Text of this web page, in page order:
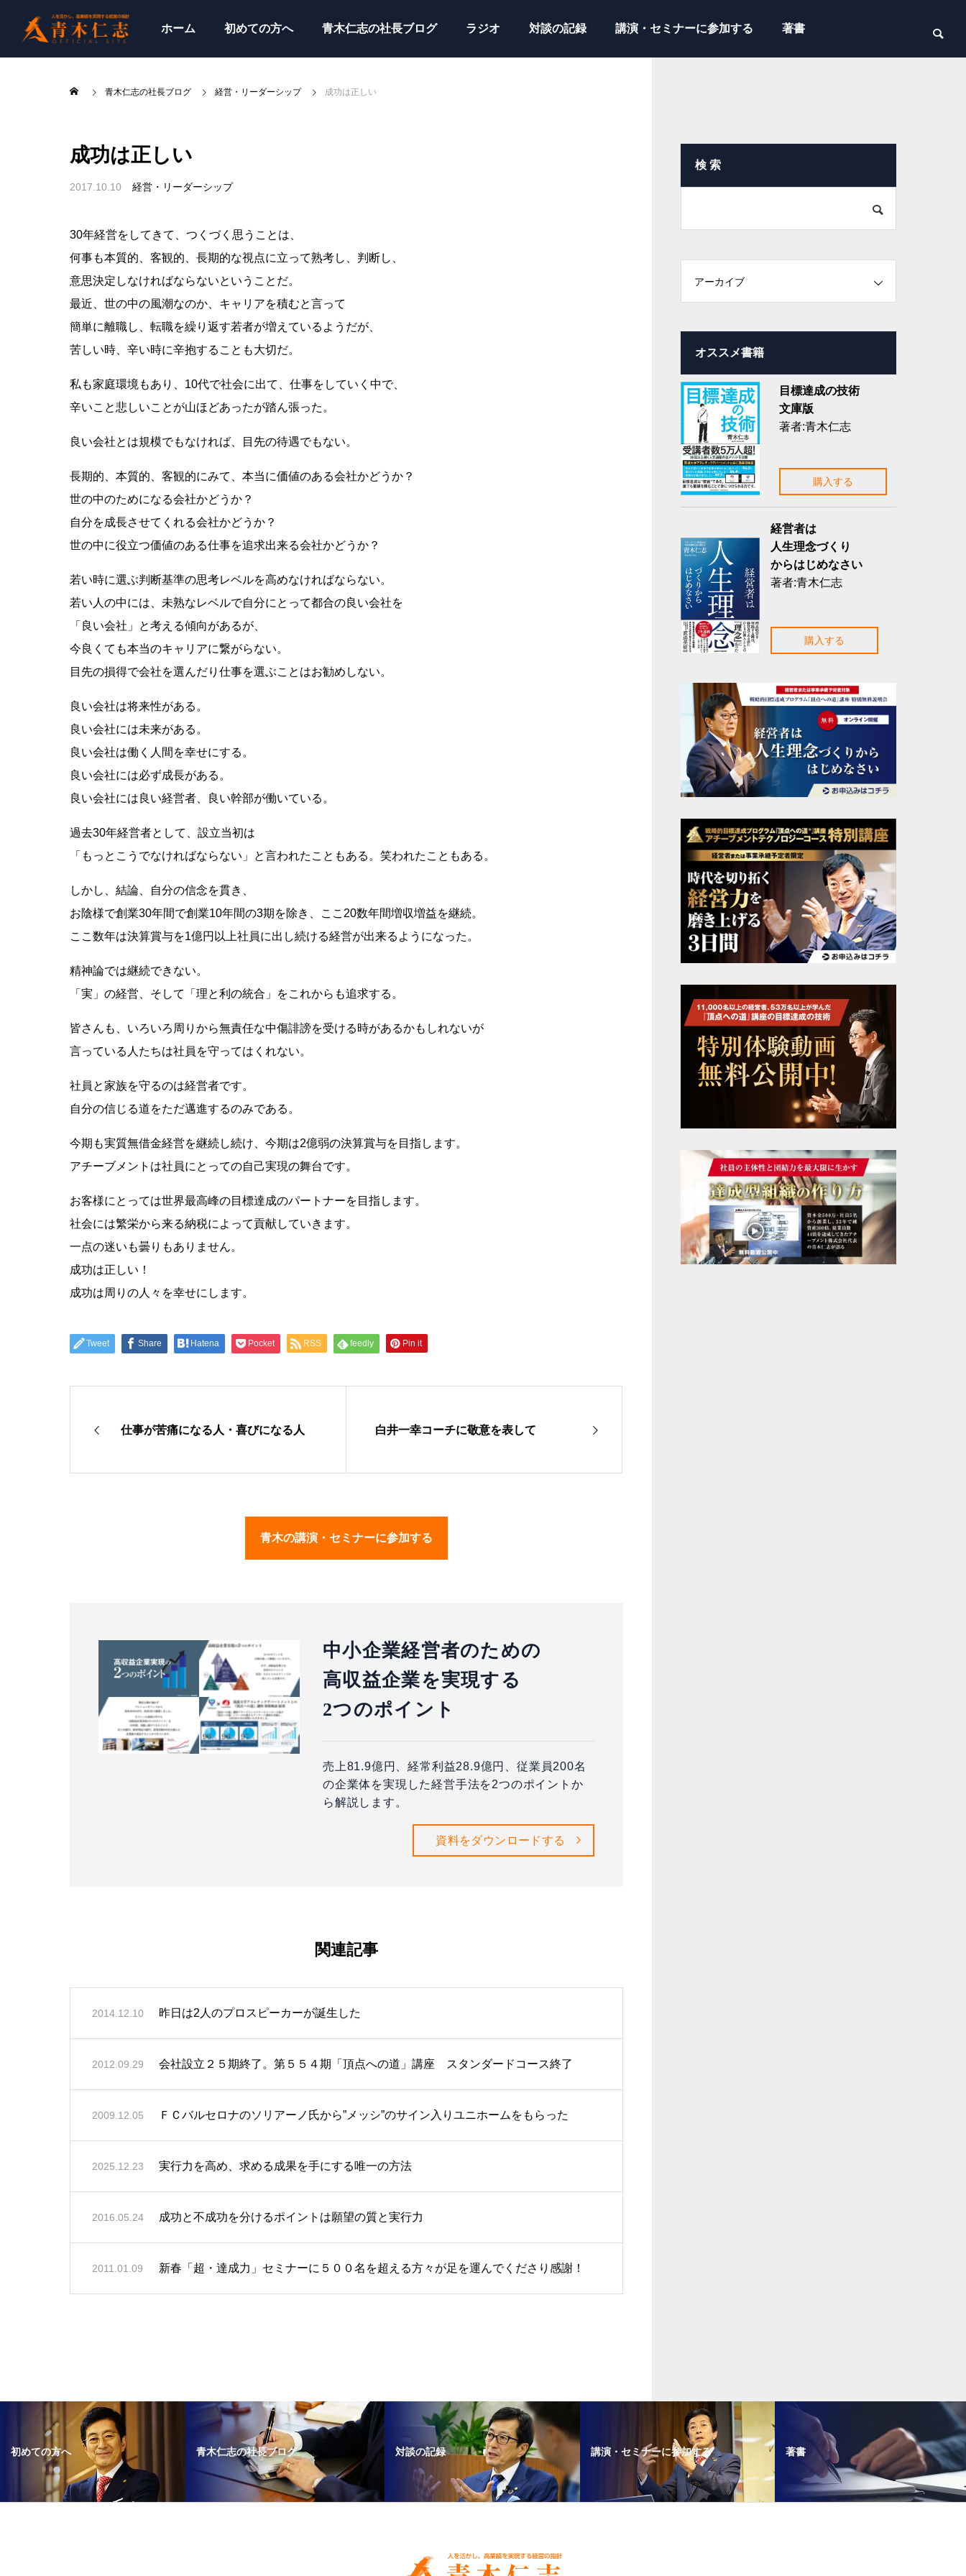
ホーム 初めての方へ 青木仁志の社長ブログ ラジオ 対談の記録 講演・セミナーに参加する 著書
青木仁志の社長ブログ 経営・リーダーシップ 成功は正しい
成功は正しい
2017.10.10 経営・リーダーシップ
30年経営をしてきて、つくづく思うことは、
何事も本質的、客観的、長期的な視点に立って熟考し、判断し、
意思決定しなければならないということだ。
最近、世の中の風潮なのか、キャリアを積むと言って
簡単に離職し、転職を繰り返す若者が増えているようだが、
苦しい時、辛い時に辛抱することも大切だ。
私も家庭環境もあり、10代で社会に出て、仕事をしていく中で、
辛いこと悲しいことが山ほどあったが踏ん張った。
良い会社とは規模でもなければ、目先の待遇でもない。
長期的、本質的、客観的にみて、本当に価値のある会社かどうか？
世の中のためになる会社かどうか？
自分を成長させてくれる会社かどうか？
世の中に役立つ価値のある仕事を追求出来る会社かどうか？
若い時に選ぶ判断基準の思考レベルを高めなければならない。
若い人の中には、未熟なレベルで自分にとって都合の良い会社を
「良い会社」と考える傾向があるが、
今良くても本当のキャリアに繋がらない。
目先の損得で会社を選んだり仕事を選ぶことはお勧めしない。
良い会社は将来性がある。
良い会社には未来がある。
良い会社は働く人間を幸せにする。
良い会社には必ず成長がある。
良い会社には良い経営者、良い幹部が働いている。
過去30年経営者として、設立当初は
「もっとこうでなければならない」と言われたこともある。笑われたこともある。
しかし、結論、自分の信念を貫き、
お陰様で創業30年間で創業10年間の3期を除き、ここ20数年間増収増益を継続。
ここ数年は決算賞与を1億円以上社員に出し続ける経営が出来るようになった。
精神論では継続できない。
「実」の経営、そして「理と利の統合」をこれからも追求する。
皆さんも、いろいろ周りから無責任な中傷誹謗を受ける時があるかもしれないが
言っている人たちは社員を守ってはくれない。
社員と家族を守るのは経営者です。
自分の信じる道をただ邁進するのみである。
今期も実質無借金経営を継続し続け、今期は2億弱の決算賞与を目指します。
アチーブメントは社員にとっての自己実現の舞台です。
お客様にとっては世界最高峰の目標達成のパートナーを目指します。
社会には繁栄から来る納税によって貢献していきます。
一点の迷いも曇りもありません。
成功は正しい！
成功は周りの人々を幸せにします。
Tweet Share Hatena Pocket RSS feedly Pin it
仕事が苦痛になる人・喜びになる人 白井一幸コーチに敬意を表して
青木の講演・セミナーに参加する
中小企業経営者のための
高収益企業を実現する
2つのポイント
売上81.9億円、経常利益28.9億円、従業員200名
の企業体を実現した経営手法を2つのポイントか
ら解説します。
資料をダウンロードする
関連記事
2014.12.10 昨日は2人のプロスピーカーが誕生した
2012.09.29 会社設立２５期終了。第５５４期「頂点への道」講座 スタンダードコース終了
2009.12.05 ＦＣバルセロナのソリアーノ氏から”メッシ”のサイン入りユニホームをもらった
2025.12.23 実行力を高め、求める成果を手にする唯一の方法
2016.05.24 成功と不成功を分けるポイントは願望の質と実行力
2011.01.09 新春「超・達成力」セミナーに５００名を超える方々が足を運んでくださり感謝！
検 索
アーカイブ
オススメ書籍
目標達成の技術
文庫版
著者:青木仁志
購入する
経営者は
人生理念づくり
からはじめなさい
著者:青木仁志
購入する
初めての方へ 青木仁志の社長ブログ 対談の記録 講演・セミナーに参加する 著書